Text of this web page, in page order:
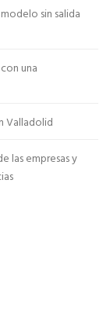
sin salida
una
Valladolid
las empresas y